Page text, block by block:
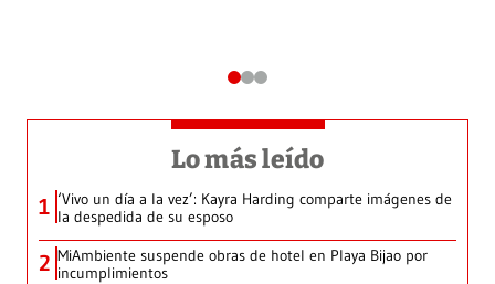
Lo más leído
1 ‘Vivo un día a la vez’: Kayra Harding comparte imágenes de
la despedida de su esposo
2 MiAmbiente suspende obras de hotel en Playa Bijao por
incumplimientos